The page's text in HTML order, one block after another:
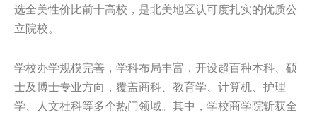
选全美性价比前十高校，是北美地区认可度扎实的优质公
立院校。
学校办学规模完善，学科布局丰富，开设超百种本科、硕
士及博士专业方向，覆盖商科、教育学、计算机、护理
学、人文社科等多个热门领域。其中，学校商学院斩获全